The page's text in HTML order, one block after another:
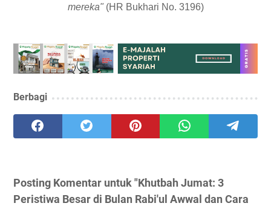
mereka"(HR Bukhari No. 3196)
Berbagi
Posting Komentar untuk "Khutbah Jumat: 3
Peristiwa Besar di Bulan Rabi'ul Awwal dan Cara